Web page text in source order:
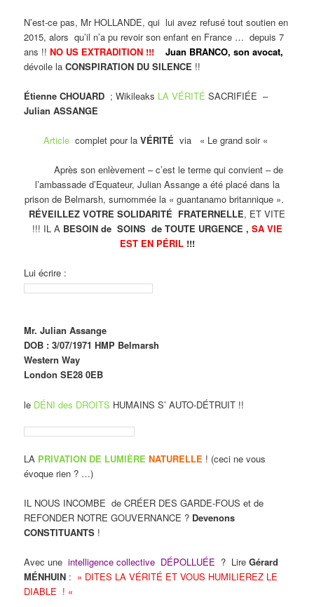
N’est-ce pas, Mr HOLLANDE, qui lui avez refusé tout soutien en
2015, alors qu’il n’a pu revoir son enfant en France … depuis 7
ans !!NO US EXTRADITION !!!Juan BRANCO, son avocat,
dévoile laCONSPIRATION DU SILENCE !!
Étienne CHOUARD ; Wikileaks LA VÉRITÉ SACRIFIÉE –
Julian ASSANGE
Article complet pour la VÉRITÉ via « Le grand soir «
Après son enlèvement – c’est le terme qui convient – de
l’ambassade d’Equateur, Julian Assange a été placé dans la
prison de Belmarsh, surnommée la « guantanamo britannique ».
RÉVEILLEZ VOTRE SOLIDARITÉ FRATERNELLE, ET VITE
!!! IL A BESOIN de SOINS de TOUTE URGENCE , SA VIE
EST EN PÉRIL!!!
Lui écrire :
Mr. Julian Assange
DOB : 3/07/1971 HMP Belmarsh
Western Way
London SE28 0EB
le DÉNI des DROITS HUMAINS S’ AUTO-DÉTRUIT !!
LA PRIVATION DE LUMIÈRE NATURELLE ! (ceci ne vous
évoque rien ? …)
IL NOUS INCOMBE de CRÉER DES GARDE-FOUS et de
REFONDER NOTRE GOUVERNANCE ? Devenons
CONSTITUANTS !
Avec uneintelligence collective DÉPOLLUÉE ? LireGérard
MÉNHUIN : » DITES LA VÉRITÉ ET VOUS HUMILIEREZ LE
DIABLE ! «